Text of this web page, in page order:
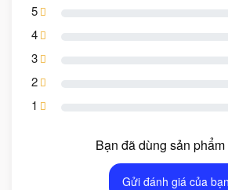
5
4
3
2
1
Bạn đã dùng sản phẩm
Gửi đánh giá của bạn